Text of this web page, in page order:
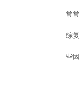
常
综
些
遗
研